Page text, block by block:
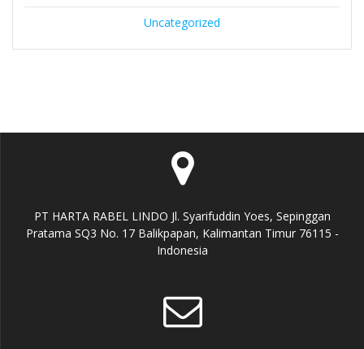
Uncategorized
PT HARTA RABEL LINDO Jl. Syarifuddin Yoes, Sepinggan
Pratama SQ3 No. 17 Balikpapan, Kalimantan Timur 76115 -
Indonesia